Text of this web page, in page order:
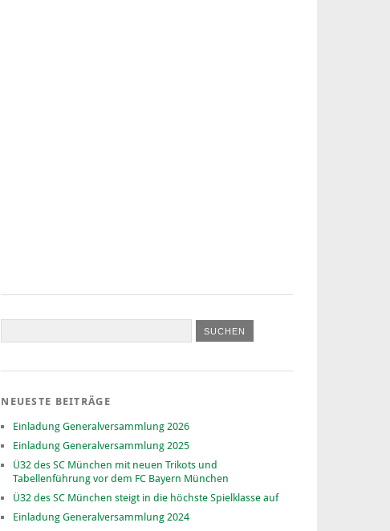
NEUESTE BEITRÄGE
Einladung Generalversammlung 2026
Einladung Generalversammlung 2025
Ü32 des SC München mit neuen Trikots und
Tabellenführung vor dem FC Bayern München
Ü32 des SC München steigt in die höchste Spielklasse auf
Einladung Generalversammlung 2024